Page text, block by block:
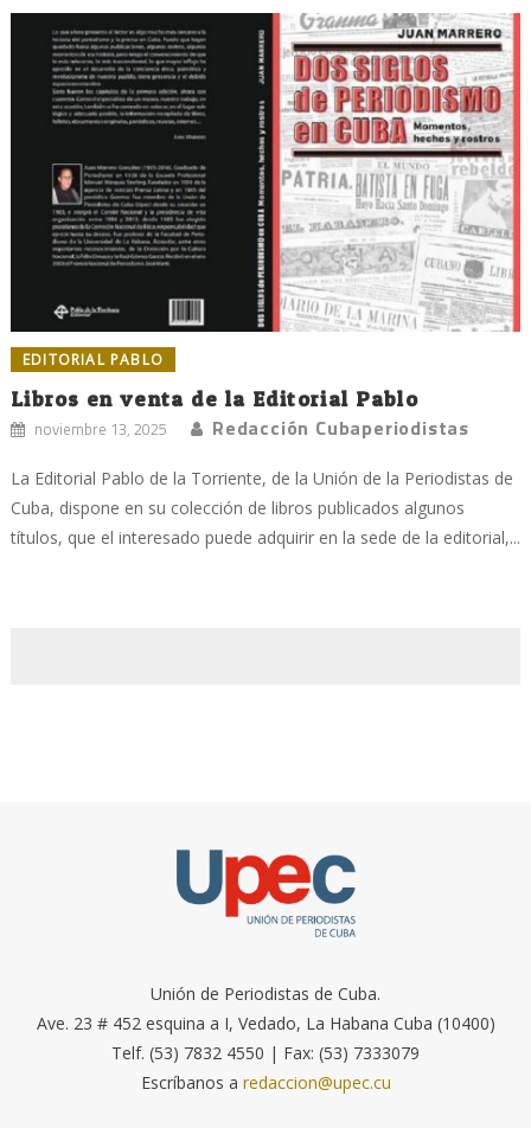
EDITORIAL PABLO
Libros en venta de la Editorial Pablo
noviembre 13, 2025 Redacción Cubaperiodistas
La Editorial Pablo de la Torriente, de la Unión de la Periodistas de
Cuba, dispone en su colección de libros publicados algunos
títulos, que el interesado puede adquirir en la sede de la editorial,...
Unión de Periodistas de Cuba.
Ave. 23 # 452 esquina a I, Vedado, La Habana Cuba (10400)
Telf. (53) 7832 4550 | Fax: (53) 7333079
Escríbanos a redaccion@upec.cu